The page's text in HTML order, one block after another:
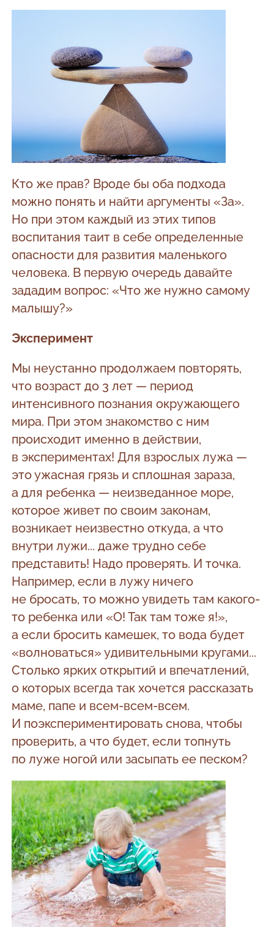
Кто же прав? Вроде бы оба подхода
можно понять и найти аргументы «За».
Но при этом каждый из этих типов
воспитания таит в себе определенные
опасности для развития маленького
человека. В первую очередь давайте
зададим вопрос: «Что же нужно самому
малышу?»
Эксперимент
Мы неустанно продолжаем повторять,
что возраст до 3 лет — период
интенсивного познания окружающего
мира. При этом знакомство с ним
происходит именно в действии,
в экспериментах! Для взрослых лужа —
это ужасная грязь и сплошная зараза,
а для ребенка — неизведанное море,
которое живет по своим законам,
возникает неизвестно откуда, а что
внутри лужи... даже трудно себе
представить! Надо проверять. И точка.
Например, если в лужу ничего
не бросать, то можно увидеть там какого-
то ребенка или «О! Так там тоже я!»,
а если бросить камешек, то вода будет
«волноваться» удивительными кругами...
Столько ярких открытий и впечатлений,
о которых всегда так хочется рассказать
маме, папе и всем-всем-всем.
И поэкспериментировать снова, чтобы
проверить, а что будет, если топнуть
по луже ногой или засыпать ее песком?